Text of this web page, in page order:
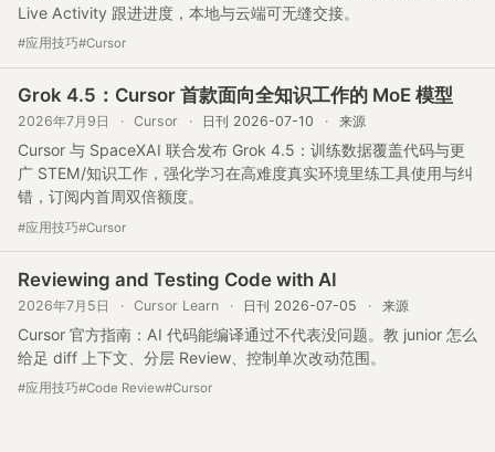
Live Activity 跟进进度，本地与云端可无缝交接。
#应用技巧#Cursor
Grok 4.5：Cursor 首款面向全知识工作的 MoE 模型
2026年7月9日 · Cursor · 日刊 2026-07-10 · 来源
Cursor 与 SpaceXAI 联合发布 Grok 4.5：训练数据覆盖代码与更
广 STEM/知识工作，强化学习在高难度真实环境里练工具使用与纠
错，订阅内首周双倍额度。
#应用技巧#Cursor
Reviewing and Testing Code with AI
2026年7月5日 · Cursor Learn · 日刊 2026-07-05 · 来源
Cursor 官方指南：AI 代码能编译通过不代表没问题。教 junior 怎么
给足 diff 上下文、分层 Review、控制单次改动范围。
#应用技巧#Code Review#Cursor